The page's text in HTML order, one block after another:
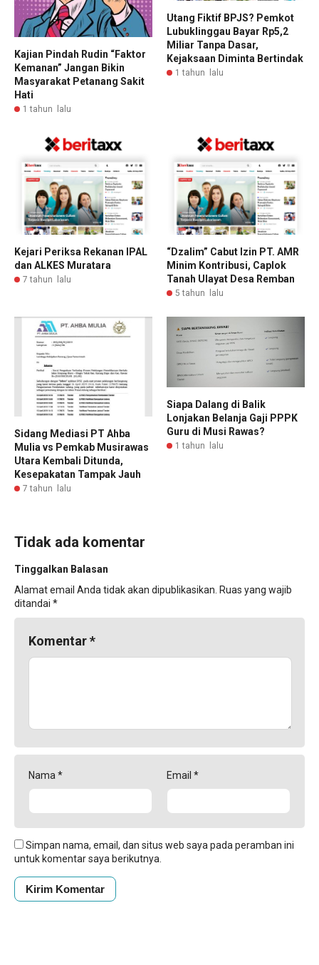
Kajian Pindah Rudin “Faktor
Kemanan” Jangan Bikin
Masyarakat Petanang Sakit
Hati
1 tahun lalu
Utang Fiktif BPJS? Pemkot
Lubuklinggau Bayar Rp5,2
Miliar Tanpa Dasar,
Kejaksaan Diminta Bertindak
1 tahun lalu
Kejari Periksa Rekanan IPAL
dan ALKES Muratara
7 tahun lalu
“Dzalim” Cabut Izin PT. AMR
Minim Kontribusi, Caplok
Tanah Ulayat Desa Remban
5 tahun lalu
Sidang Mediasi PT Ahba
Mulia vs Pemkab Musirawas
Utara Kembali Ditunda,
Kesepakatan Tampak Jauh
7 tahun lalu
Siapa Dalang di Balik
Lonjakan Belanja Gaji PPPK
Guru di Musi Rawas?
1 tahun lalu
Tidak ada komentar
Tinggalkan Balasan
Alamat email Anda tidak akan dipublikasikan. Ruas yang wajib
ditandai *
Komentar*
Nama* Email *
Simpan nama, email, dan situs web saya pada peramban ini
untuk komentar saya berikutnya.